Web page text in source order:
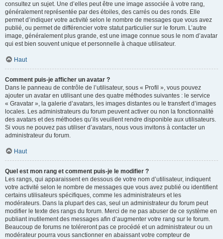
consultez un sujet. Une d’elles peut être une image associée à votre rang,
généralement représentée par des étoiles, des carrés ou des ronds. Elle
permet d’indiquer votre activité selon le nombre de messages que vous avez
publié, ou permet de différencier votre statut particulier sur le forum. L’autre
image, généralement plus grande, est une image connue sous le nom d’avatar
qui est bien souvent unique et personnelle à chaque utilisateur.
Haut
Comment puis-je afficher un avatar ?
Dans le panneau de contrôle de l’utilisateur, sous « Profil », vous pouvez
ajouter un avatar en utilisant une des quatre méthodes suivantes : le service
« Gravatar », la galerie d’avatars, les images distantes ou le transfert d’images
locales. Les administrateurs du forum peuvent activer ou non la fonctionnalité
des avatars et des méthodes qu’ils veuillent rendre disponible aux utilisateurs.
Si vous ne pouvez pas utiliser d’avatars, nous vous invitons à contacter un
administrateur du forum.
Haut
Quel est mon rang et comment puis-je le modifier ?
Les rangs, qui apparaissent en dessous de votre nom d’utilisateur, indiquent
votre activité selon le nombre de messages que vous avez publié ou identifient
certains utilisateurs spécifiques, comme les administrateurs et les
modérateurs. Dans la plupart des cas, seul un administrateur du forum peut
modifier le texte des rangs du forum. Merci de ne pas abuser de ce système en
publiant inutilement des messages afin d’augmenter votre rang sur le forum.
Beaucoup de forums ne toléreront pas ce procédé et un administrateur ou un
modérateur pourra vous sanctionner en abaissant votre compteur de